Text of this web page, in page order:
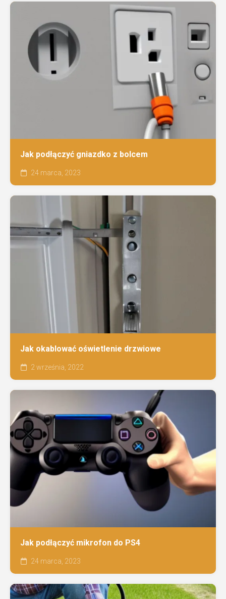
Jak podłączyć gniazdko z bolcem
24 marca, 2023
Jak okablować oświetlenie drzwiowe
2 września, 2022
Jak podłączyć mikrofon do PS4
24 marca, 2023